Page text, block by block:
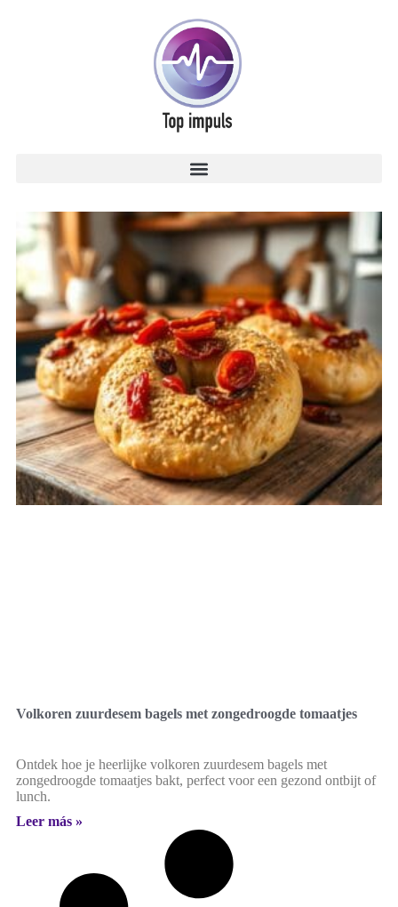
Volkoren zuurdesem bagels met zongedroogde tomaatjes
Ontdek hoe je heerlijke volkoren zuurdesem bagels met
zongedroogde tomaatjes bakt, perfect voor een gezond ontbijt of
lunch.
Leer más »